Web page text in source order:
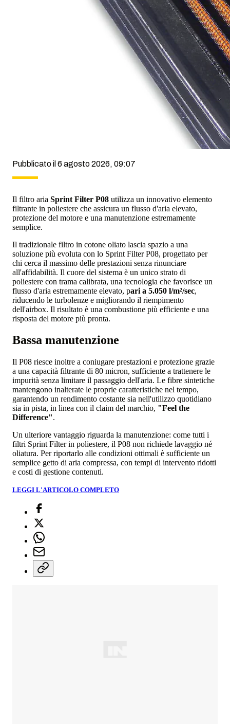
Pubblicato il 6 agosto 2026, 09:07
Il filtro aria Sprint Filter P08 utilizza un innovativo elemento
filtrante in poliestere che assicura un flusso d'aria elevato,
protezione del motore e una manutenzione estremamente
semplice.
Il tradizionale filtro in cotone oliato lascia spazio a una
soluzione più evoluta con lo Sprint Filter P08, progettato per
chi cerca il massimo delle prestazioni senza rinunciare
all'affidabilità. Il cuore del sistema è un unico strato di
poliestere con trama calibrata, una tecnologia che favorisce un
flusso d'aria estremamente elevato, pari a 5.050 l/m²/sec,
riducendo le turbolenze e migliorando il riempimento
dell'airbox. Il risultato è una combustione più efficiente e una
risposta del motore più pronta.
Bassa manutenzione
Il P08 riesce inoltre a coniugare prestazioni e protezione grazie
a una capacità filtrante di 80 micron, sufficiente a trattenere le
impurità senza limitare il passaggio dell'aria. Le fibre sintetiche
mantengono inalterate le proprie caratteristiche nel tempo,
garantendo un rendimento costante sia nell'utilizzo quotidiano
sia in pista, in linea con il claim del marchio, "Feel the
Difference".
Un ulteriore vantaggio riguarda la manutenzione: come tutti i
filtri Sprint Filter in poliestere, il P08 non richiede lavaggio né
oliatura. Per riportarlo alle condizioni ottimali è sufficiente un
semplice getto di aria compressa, con tempi di intervento ridotti
e costi di gestione contenuti.
LEGGI L'ARTICOLO COMPLETO